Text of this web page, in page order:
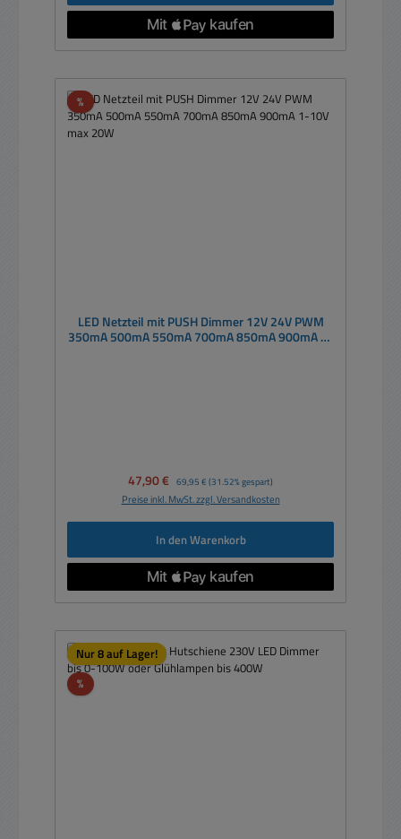
%Rabatt
LED Netzteil mit PUSH Dimmer 12V 24V PWM
350mA 500mA 550mA 700mA 850mA 900mA 1-
Verkaufspreis:
47,90 € Regulärer Preis:
69,95 € (31.52% gespart)
Preise inkl. MwSt. zzgl. Versandkosten
In den Warenkorb
Nur 8 auf Lager!
%Rabatt